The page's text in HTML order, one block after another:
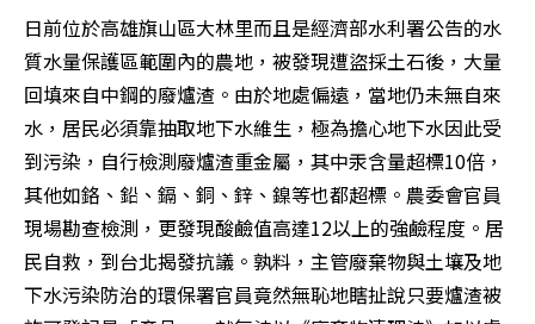
日前位於高雄旗山區大林里而且是經濟部水利署公告的水
質水量保護區範圍內的農地，被發現遭盜採土石後，大量
回填來自中鋼的廢爐渣。由於地處偏遠，當地仍未無自來
水，居民必須靠抽取地下水維生，極為擔心地下水因此受
到污染，自行檢測廢爐渣重金屬，其中汞含量超標10倍，
其他如鉻、鉛、鎘、銅、鋅、鎳等也都超標。農委會官員
現場勘查檢測，更發現酸鹼值高達12以上的強鹼程度。居
民自救，到台北揭發抗議。孰料，主管廢棄物與土壤及地
下水污染防治的環保署官員竟然無恥地瞎扯說只要爐渣被